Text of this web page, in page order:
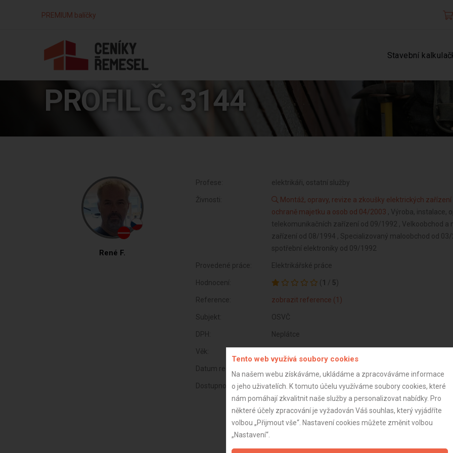
PREMIUM balíčky
Stavební
PROFIL Č. 3144
René F.
Profese: elektrikáři, ostatní služby
Živnosti: Montáž, opravy, revize a zkoušky elektrických
ochraně majetku a osob od 04/2003 , Výroba, instalace,
telekomunikačních zařízení od 09/1992 , Velkoobchod
zařízení od 08/1994 , Specializovaný maloobchod od
spotřební elektroniky od 09/1992
Provedené práce: Elektrikářské práce
Hodnocení: ( 1 / 5)
Reference: zobrazit reference (1)
Subjekt: OSVČ
DPH: Neplátce
Věk:
Datum registrace:
Dostupnost:
Tento web využívá soubory cookies
Na našem webu získáváme, ukládáme a zpracováváme informace
o jeho uživatelích. K tomuto účelu využíváme soubory cookies, které
nám pomáhají zkvalitnit naše služby a personalizovat nabídky. Pro
některé účely zpracování je vyžadován Váš souhlas, který vyjádříte
volbou „Přijmout vše“. Nastavení cookies můžete změnit volbou
„Nastavení“.